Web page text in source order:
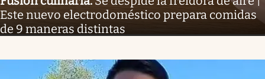
Este nuevo electrodoméstico prepara comidas
de 9 maneras distintas